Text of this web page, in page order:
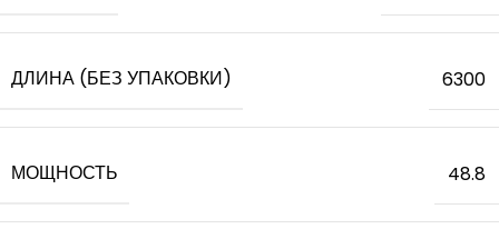
ДЛИНА (БЕЗ УПАКОВКИ) 6300
МОЩНОСТЬ 48.8